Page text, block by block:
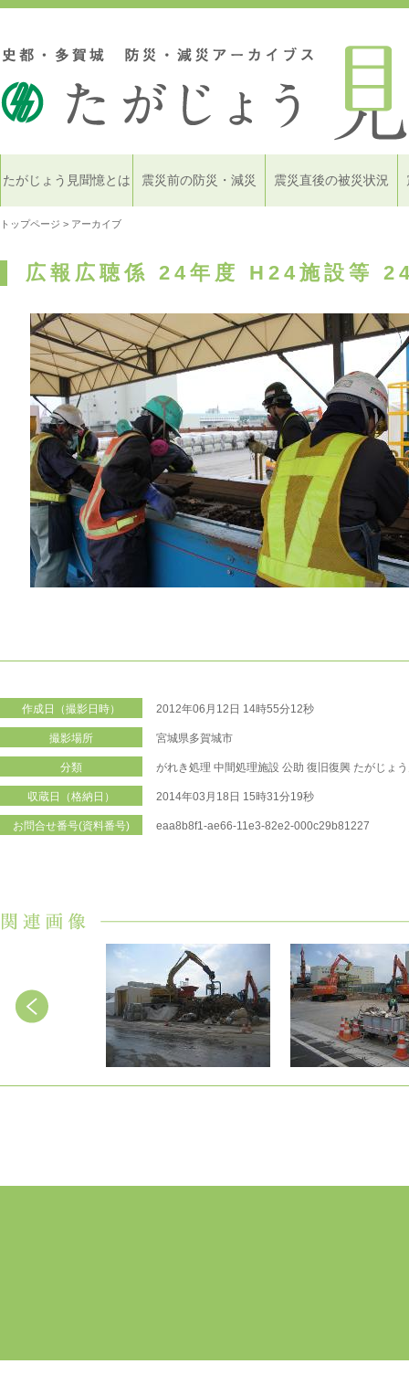
たがじょう見聞憶とは 震災前の防災・減災 震災直後の被災状況
トップページ > アーカイブ
広報広聴係 24年度 H24施設等
作成日（撮影日時） 2012年06月12日 14時55分12秒
撮影場所 宮城県多賀城市
分類 がれき処理 中間処理施設 公助 復旧復興 たがじょ
収蔵日（格納日） 2014年03月18日 15時31分19秒
お問合せ番号(資料番号) eaa8b8f1-ae66-11e3-82e2-000c29b81227